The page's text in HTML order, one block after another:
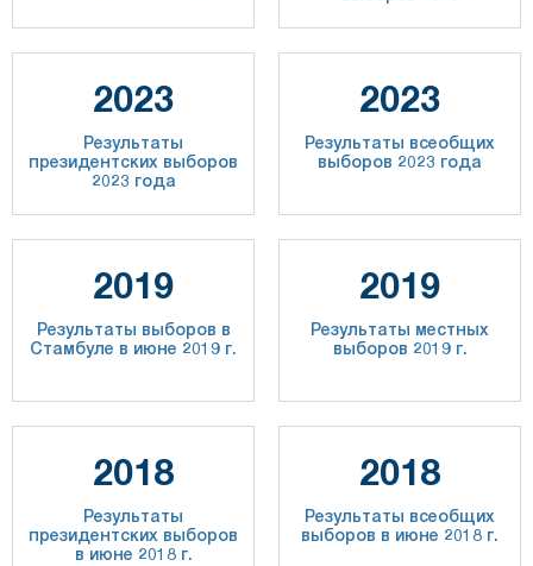
2023
Результаты
президентских выборов
2023 года
2023
Результаты всеобщих
выборов 2023 года
2019
Результаты выборов в
Стамбуле в июне 2019 г.
2019
Результаты местных
выборов 2019 г.
2018
Результаты
президентских выборов
в июне 2018 г.
2018
Результаты всеобщих
выборов в июне 2018 г.